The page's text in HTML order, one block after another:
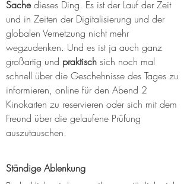
Sache dieses Ding. Es ist der Lauf der Zeit
und in Zeiten der Digitalisierung und der
globalen Vernetzung nicht mehr
wegzudenken. Und es ist ja auch ganz
großartig und praktisch sich noch mal
schnell über die Geschehnisse des Tages zu
informieren, online für den Abend 2
Kinokarten zu reservieren oder sich mit dem
Freund über die gelaufene Prüfung
auszutauschen.
Ständige Ablenkung